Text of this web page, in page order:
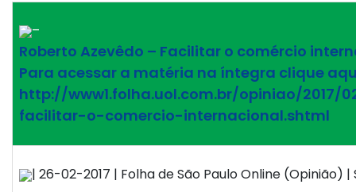
–
Roberto Azevêdo – Facilitar o comércio
Para acessar a matéria na íntegra clique
http://www1.folha.uol.com.br/opiniao/2017/
facilitar-o-comercio-internacional.shtml
| 26-02-2017 | Folha de São Paulo Online (Opinião) |